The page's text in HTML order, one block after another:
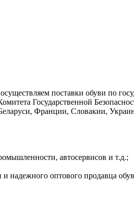
поставки обуви по
Государственной
Франции, Словакии,
автосервисов и т.д.;
надежного оптового продавца